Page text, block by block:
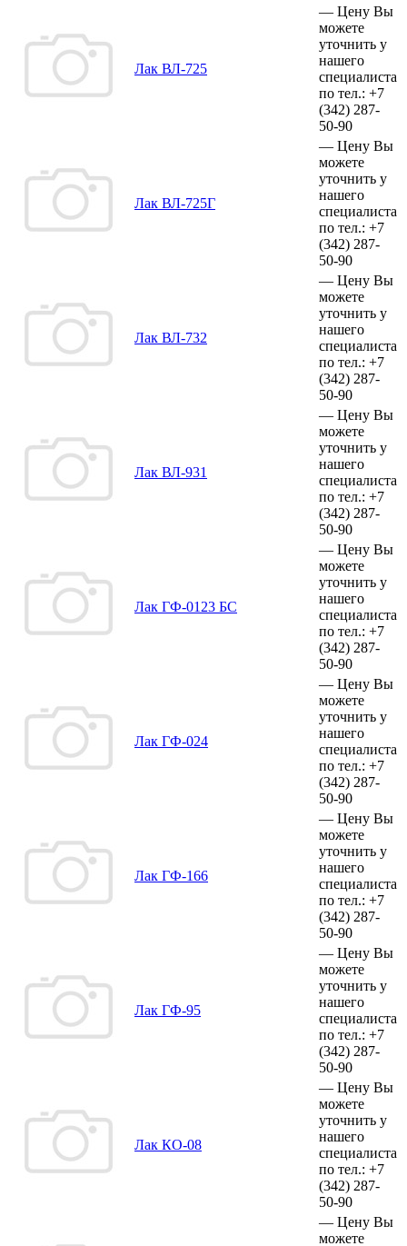
Лак ВЛ-725
— Цену Вы
можете
уточнить у
нашего
специалиста
по тел.: +7
(342) 287-
50-90
Лак ВЛ-725Г
— Цену Вы
можете
уточнить у
нашего
специалиста
по тел.: +7
(342) 287-
50-90
Лак ВЛ-732
— Цену Вы
можете
уточнить у
нашего
специалиста
по тел.: +7
(342) 287-
50-90
Лак ВЛ-931
— Цену Вы
можете
уточнить у
нашего
специалиста
по тел.: +7
(342) 287-
50-90
Лак ГФ-0123 БС
— Цену Вы
можете
уточнить у
нашего
специалиста
по тел.: +7
(342) 287-
50-90
Лак ГФ-024
— Цену Вы
можете
уточнить у
нашего
специалиста
по тел.: +7
(342) 287-
50-90
Лак ГФ-166
— Цену Вы
можете
уточнить у
нашего
специалиста
по тел.: +7
(342) 287-
50-90
Лак ГФ-95
— Цену Вы
можете
уточнить у
нашего
специалиста
по тел.: +7
(342) 287-
50-90
Лак КО-08
— Цену Вы
можете
уточнить у
нашего
специалиста
по тел.: +7
(342) 287-
50-90
— Цену Вы
можете